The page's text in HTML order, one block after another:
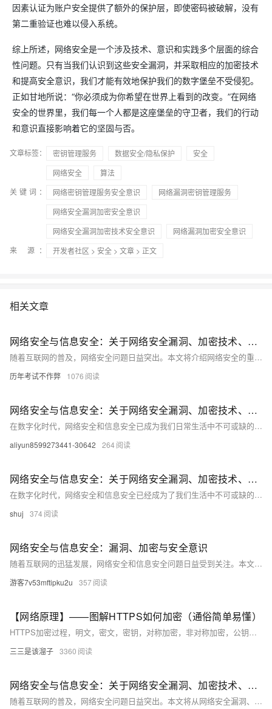
因素认证为账户安全提供了额外的保护层，即使密码被破解，没有
第二重验证也难以侵入系统。
综上所述，网络安全是一个涉及技术、意识和实践多个层面的综合
性问题。只有当我们认识到这些安全漏洞，并采取相应的加密技术
和提高安全意识，我们才能有效地保护我们的数字堡垒不受侵犯。
正如甘地所说：“你必须成为你希望在世界上看到的改变。”在网络
安全的世界里，我们每一个人都是这座堡垒的守卫者，我们的行动
和意识直接影响着它的坚固与否。
文章标签： 密钥管理服务 数据安全/隐私保护
安全
网络安全
算法
关键词：
网络密钥管理服务安全意识
网络漏洞密钥管理服务
网络安全漏洞加密安全意识
网络安全漏洞加密技术安全意识
网络漏洞加密安全意识
来 源：
开发者社区 > 安全 > 文章 > 正文
相关文章
网络安全与信息安全：关于网络安全漏洞、加密技术、安全意识等方面的知识分享
随着互联网的普及，网络安全问题日益突出。本文将介绍网络安全的重要性，分析常见的网络安全漏洞及其危害，探讨加密技术在保障网络安全中的作用，并强调提高安全意识的必要性。通过本文的学习，读者将了解网络安全的基本概念和应对策略，提升个人和组织的网络安全防护能力。
历年考试不作弊 1076
网络安全与信息安全：关于网络安全漏洞、加密技术、安全意识等方面的知识分享
在数字化时代，网络安全和信息安全已成为我们日常生活中不可或缺的一部分。本文将深入探讨网络安全漏洞、加密技术和安全意识等方面的问题，并提供一些实用的建议和解决方案。我们将通过分析网络攻击的常见形式，揭示网络安全的脆弱性，并介绍如何利用加密技术来保护数据。此外，我们还将强调提高个人和企业的安全意识的重要性，以应对日益复杂的网络威胁。无论你是普通用户还是IT专业人士，这篇文章都将为你提供有价值的见解和指导。
aliyun8599273441-30642 264
网络安全与信息安全：关于网络安全漏洞、加密技术、安全意识等方面的知识分享
在数字化时代，网络安全和信息安全已经成为了我们生活中不可或缺的一部分。本文将介绍网络安全的基本概念，包括网络安全漏洞、加密技术以及如何提高个人和组织的安全意识。我们将通过一些实际案例来说明这些概念的重要性，并提供一些实用的建议来保护你的信息和数据。无论你是网络管理员还是普通用户，都可以从中获得有用的信息和技能。
shuj 374
网络安全与信息安全：漏洞、加密与安全意识
随着互联网的迅猛发展，网络安全和信息安全问题日益受到关注。本文深入探讨了网络安全漏洞、加密技术以及提高个人和组织的安全意识的重要性。通过分析常见的网络攻击手段如缓冲区溢出、SQL注入等，揭示了计算机系统中存在的缺陷及其潜在威胁。同时，详细介绍了对称加密和非对称加密算法的原理及应用场景，强调了数字签名和数字证书在验证信息完整性中的关键作用。此外，还讨论了培养良好上网习惯、定期备份数据等提升安全意识的方法，旨在帮助读者更好地理解和应对复杂的网络安全挑战。
游客7v53mftipku2u 357
【网络原理】——图解HTTPS如何加密（通俗简单易懂）
HTTPS加密过程，明文，密文，密钥，对称加密，非对称加密，公钥和私钥，证书加密
三三是该溜子 3360
网络安全与信息安全：关于网络安全漏洞、加密技术、安全意识等方面的知识分享
随着互联网的普及，网络安全问题日益突出。本文将从网络安全漏洞、加密技术和安全意识三个方面进行探讨，旨在提高读者对网络安全的认识和防范能力。通过分析常见的网络安全漏洞，介绍加密技术的基本原理和应用，以及强调安全意识的重要性，帮助读者更好地保护自己的网络信息安全。